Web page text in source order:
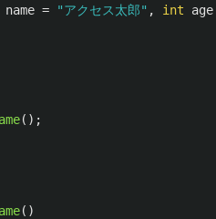
name = "アクセス太郎" , int age
();
()